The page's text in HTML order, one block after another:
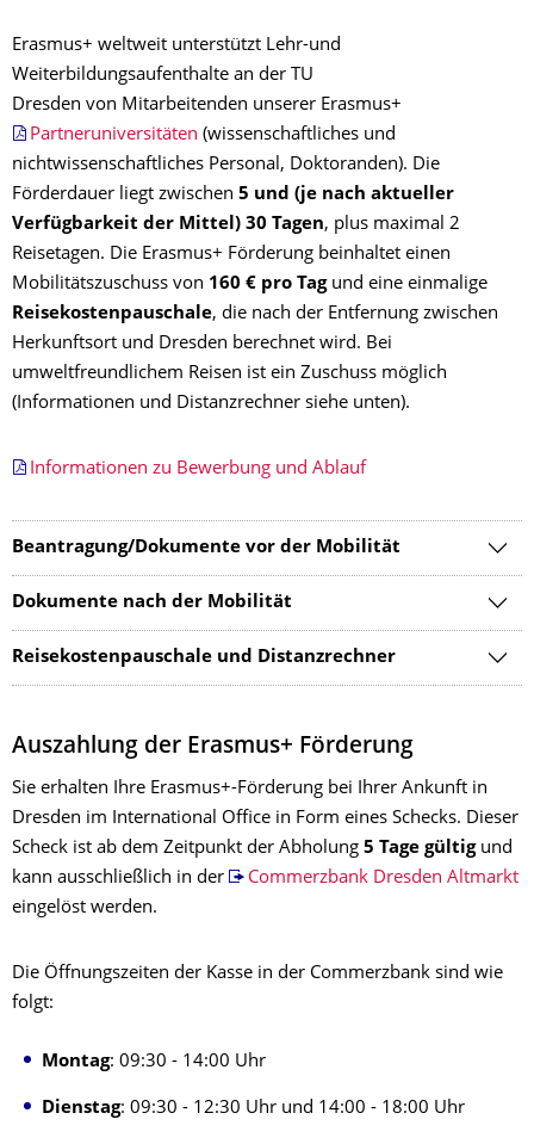
Erasmus+ weltweit unterstützt Lehr-und
Weiterbildungsaufenthalte an der TU
Dresden von Mitarbeitenden unserer Erasmus+
Partneruniversitäten (wissenschaftliches und
nichtwissenschaftliches Personal, Doktoranden). Die
Förderdauer liegt zwischen 5 und (je nach aktueller
Verfügbarkeit der Mittel) 30 Tagen, plus maximal 2
Reisetagen. Die Erasmus+ Förderung beinhaltet einen
Mobilitätszuschuss von 160 € pro Tagund eine einmalige
Reisekostenpauschale, die nach der Entfernung zwischen
Herkunftsort und Dresden berechnet wird. Bei
umweltfreundlichem Reisen ist ein Zuschuss möglich
(Informationen und Distanzrechner siehe unten).
Informationen zu Bewerbung und Ablauf
Beantragung/Dokumente vor der Mobilität
Dokumente nach der Mobilität
Reisekostenpauschale und Distanzrechner
Auszahlung der Erasmus+ Förderung
Sie erhalten Ihre Erasmus+-Förderung bei Ihrer Ankunft in
Dresden im International Office in Form eines Schecks. Dieser
Scheck ist ab dem Zeitpunkt der Abholung 5 Tage gültigund
kann ausschließlich in der
Commerzbank Dresden Altmarkt
eingelöst werden.
Die Öffnungszeiten der Kasse in der Commerzbank sind wie
folgt:
Montag: 09:30 - 14:00 Uhr
Dienstag: 09:30 - 12:30 Uhr und 14:00 - 18:00 Uhr